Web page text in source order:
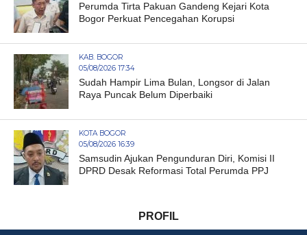
Perumda Tirta Pakuan Gandeng Kejari Kota
Bogor Perkuat Pencegahan Korupsi
KAB. BOGOR
05/08/2026 17:34
Sudah Hampir Lima Bulan, Longsor di Jalan
Raya Puncak Belum Diperbaiki
KOTA BOGOR
05/08/2026 16:39
Samsudin Ajukan Pengunduran Diri, Komisi II
DPRD Desak Reformasi Total Perumda PPJ
PROFIL